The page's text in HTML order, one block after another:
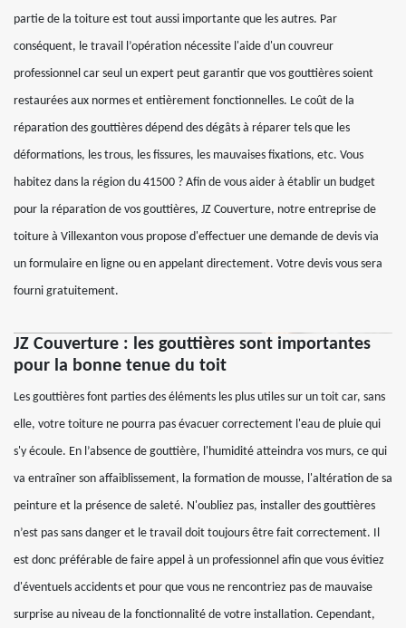
partie de la toiture est tout aussi importante que les autres. Par
conséquent, le travail l’opération nécessite l'aide d'un couvreur
professionnel car seul un expert peut garantir que vos gouttières soient
restaurées aux normes et entièrement fonctionnelles. Le coût de la
réparation des gouttières dépend des dégâts à réparer tels que les
déformations, les trous, les fissures, les mauvaises fixations, etc. Vous
habitez dans la région du 41500 ? Afin de vous aider à établir un budget
pour la réparation de vos gouttières, JZ Couverture, notre entreprise de
toiture à Villexanton vous propose d'effectuer une demande de devis via
un formulaire en ligne ou en appelant directement. Votre devis vous sera
fourni gratuitement.
JZ Couverture : les gouttières sont importantes
pour la bonne tenue du toit
Les gouttières font parties des éléments les plus utiles sur un toit car, sans
elle, votre toiture ne pourra pas évacuer correctement l'eau de pluie qui
s'y écoule. En l’absence de gouttière, l'humidité atteindra vos murs, ce qui
va entraîner son affaiblissement, la formation de mousse, l'altération de sa
peinture et la présence de saleté. N'oubliez pas, installer des gouttières
n’est pas sans danger et le travail doit toujours être fait correctement. Il
est donc préférable de faire appel à un professionnel afin que vous évitiez
d'éventuels accidents et pour que vous ne rencontriez pas de mauvaise
surprise au niveau de la fonctionnalité de votre installation. Cependant,